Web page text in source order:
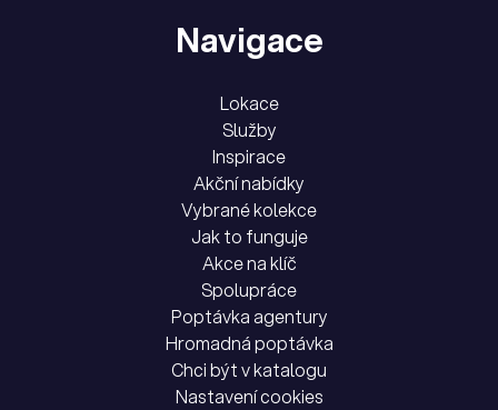
Navigace
Lokace
Služby
Inspirace
Akční nabídky
Vybrané kolekce
Jak to funguje
Akce na klíč
Spolupráce
Poptávka agentury
Hromadná poptávka
Chci být v katalogu
Nastavení cookies